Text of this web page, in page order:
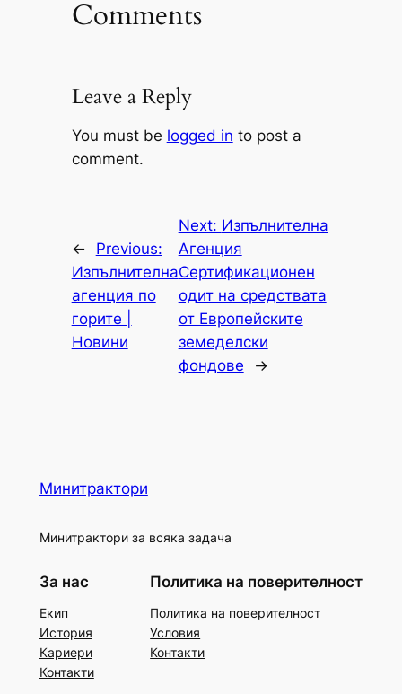
Comments
Leave a Reply
You must be logged in to post a
comment.
←
Previous:
Изпълнителна
агенция по
горите |
Новини
Next: Изпълнителна
Агенция
Сертификационен
одит на средствата
от Европейските
земеделски
фондове
→
Минитрактори
Минитрактори за всяка задача
За нас
Екип
История
Кариери
Контакти
Политика на поверителност
Политика на поверителност
Условия
Контакти